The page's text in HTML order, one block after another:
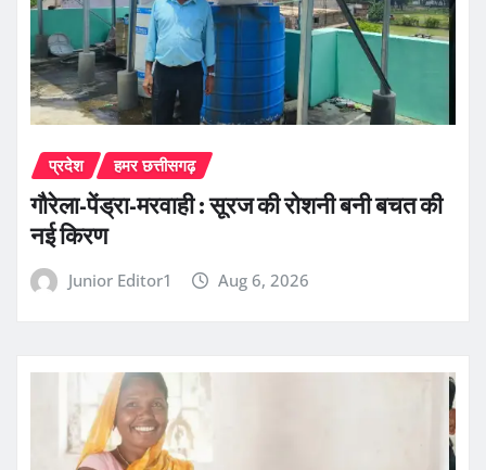
प्रदेश हमर छत्तीसगढ़
गौरेला-पेंड्रा-मरवाही : सूरज की रोशनी बनी बचत की
नई किरण
Junior Editor1 Aug 6, 2026